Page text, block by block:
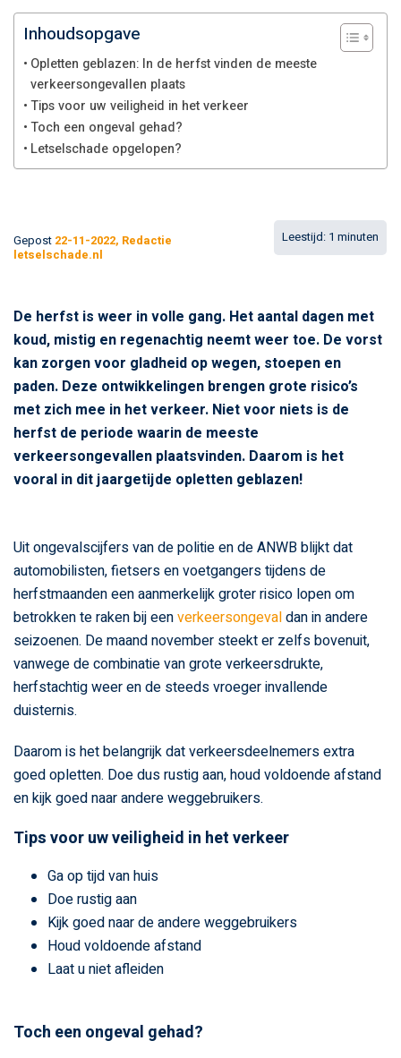
Inhoudsopgave
Opletten geblazen: In de herfst vinden de meeste
verkeersongevallen plaats
Tips voor uw veiligheid in het verkeer
Toch een ongeval gehad?
Letselschade opgelopen?
Gepost 22-11-2022, Redactie
letselschade.nl
De herfst is weer in volle gang. Het aantal dagen met
koud, mistig en regenachtig neemt weer toe. De vorst
kan zorgen voor gladheid op wegen, stoepen en
paden. Deze ontwikkelingen brengen grote risico’s
met zich mee in het verkeer. Niet voor niets is de
herfst de periode waarin de meeste
verkeersongevallen plaatsvinden. Daarom is het
vooral in dit jaargetijde opletten geblazen!
Uit ongevalscijfers van de politie en de ANWB blijkt dat
automobilisten, fietsers en voetgangers tijdens de
herfstmaanden een aanmerkelijk groter risico lopen om
betrokken te raken bij eenverkeersongevaldan in andere
seizoenen. De maand november steekt er zelfs bovenuit,
vanwege de combinatie van grote verkeersdrukte,
herfstachtig weer en de steeds vroeger invallende
duisternis.
Daarom is het belangrijk dat verkeersdeelnemers extra
goed opletten. Doe dus rustig aan, houd voldoende afstand
en kijk goed naar andere weggebruikers.
Tips voor uw veiligheid in het verkeer
Ga op tijd van huis
Doe rustig aan
Kijk goed naar de andere weggebruikers
Houd voldoende afstand
Laat u niet afleiden
Toch een ongeval gehad?